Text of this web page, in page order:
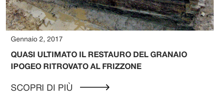
Gennaio 2, 2017
QUASI ULTIMATO IL RESTAURO DEL GRANAIO
IPOGEO RITROVATO AL FRIZZONE
SCOPRI DI PIÙ